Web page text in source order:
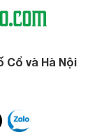
Cổ và Hà Nội